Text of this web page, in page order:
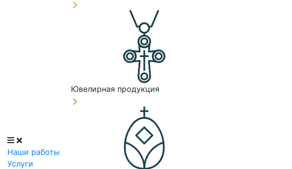
Наши работы
Услуги
Ювелирная продукция